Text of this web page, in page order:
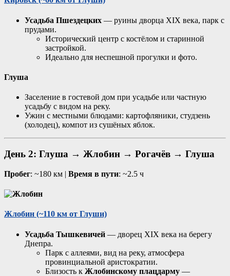
Усадьба Пшездецких — руины дворца XIX века, парк с
прудами.
Исторический центр с костёлом и старинной
застройкой.
Идеально для неспешной прогулки и фото.
Глуша
Заселение в гостевой дом при усадьбе или частную
усадьбу с видом на реку.
Ужин с местными блюдами: картофляники, студзень
(холодец), компот из сушёных яблок.
День 2: Глуша → Жлобин → Рогачёв → Глуша
Пробег: ~180 км | Время в пути: ~2.5 ч
Жлобин (~110 км от Глуши)
Усадьба Тышкевичей — дворец XIX века на берегу
Днепра.
Парк с аллеями, вид на реку, атмосфера
провинциальной аристократии.
Близость к Жлобинскому плацдарму —